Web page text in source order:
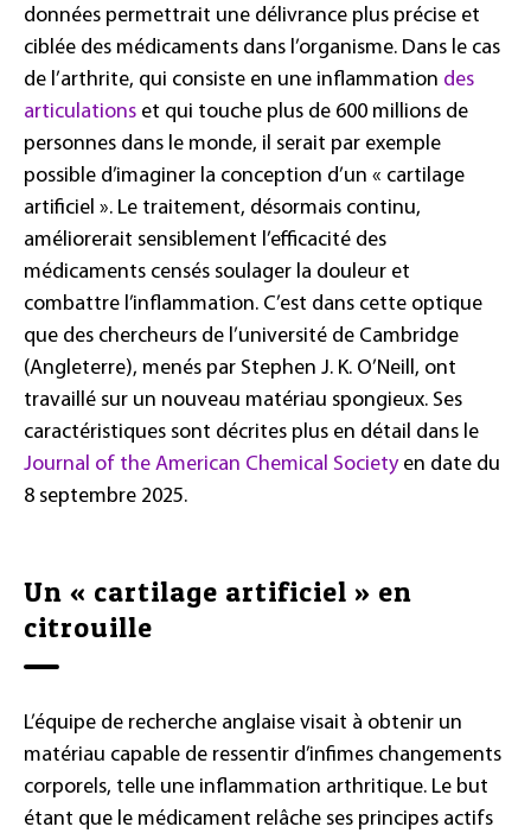
données permettrait une délivrance plus précise et
ciblée des médicaments dans l’organisme. Dans le cas
de l’arthrite, qui consiste en une inflammation des
articulations et qui touche plus de 600 millions de
personnes dans le monde, il serait par exemple
possible d’imaginer la conception d’un « cartilage
artificiel ». Le traitement, désormais continu,
améliorerait sensiblement l’efficacité des
médicaments censés soulager la douleur et
combattre l’inflammation. C’est dans cette optique
que des chercheurs de l’université de Cambridge
(Angleterre), menés par Stephen J. K. O’Neill, ont
travaillé sur un nouveau matériau spongieux. Ses
caractéristiques sont décrites plus en détail dans le
Journal of the American Chemical Societyen date du
8 septembre 2025.
Un « cartilage artificiel » en
citrouille
L’équipe de recherche anglaise visait à obtenir un
matériau capable de ressentir d’infimes changements
corporels, telle une inflammation arthritique. Le but
étant que le médicament relâche ses principes actifs